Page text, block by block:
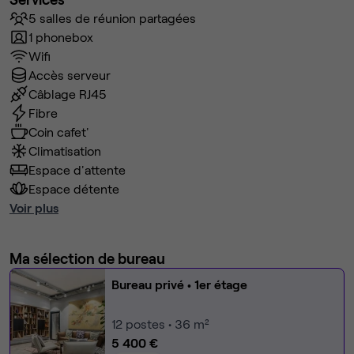
5 salles de réunion partagées
1 phonebox
Wifi
Accès serveur
Câblage RJ45
Fibre
Coin cafet'
Climatisation
Espace d'attente
Espace détente
Voir plus
Ma sélection de bureau
Bureau privé • 1er étage
12 postes • 36 m²
5 400 €